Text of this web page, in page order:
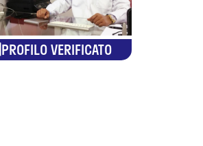
PROFILO VERIFICATO